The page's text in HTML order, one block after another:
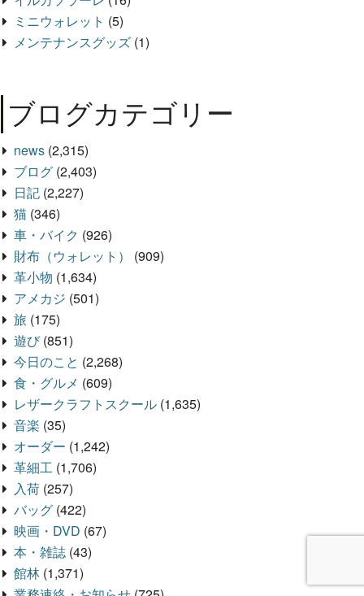
ミニウォレット (5)
メンテナンスグッズ (1)
ブログカテゴリー
news (2,315)
ブログ (2,403)
日記 (2,227)
猫 (346)
車・バイク (926)
財布（ウォレット）
(909)
革小物 (1,634)
アメカジ (501)
旅 (175)
遊び(851)
今日のこと (2,268)
食・グルメ (609)
レザークラフトスクール (1,635)
音楽 (35)
オーダー (1,242)
革細工 (1,706)
入荷 (257)
バッグ (422)
映画・DVD (67)
本・雑誌 (43)
館林 (1,371)